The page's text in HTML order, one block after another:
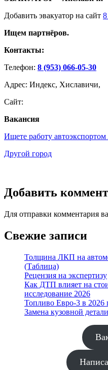
Добавить эвакуатор на сайт
Ищем партнёров.
Контакты:
Телефон: 8 (953) 066-05-30
Адрес: Индекс, Хиславичи,
Сайт:
Вакансия
Ищете работу
Другой город
Добавить
Для отправки комментария
Свежие записи
Толщина ЛКП на
(Таблица)
Рецензия на экспертизу
Как ДТП влияет на
исследование 2026
Топливо Евро-3 в 2026
Замена кузовной